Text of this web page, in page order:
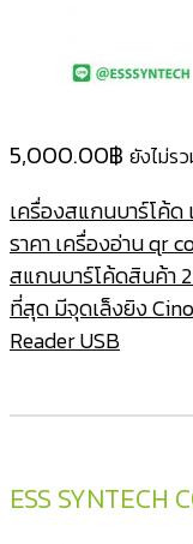
5,000.00฿ ยังไม่ร
เครื่องสแกนบาร์โค้ด
ราคา เครื่องอ่าน qr
สแกนบาร์โค้ดสินค้า
ที่สุด มีจุดเล็งยิง
Reader USB
ESS SYNTECH